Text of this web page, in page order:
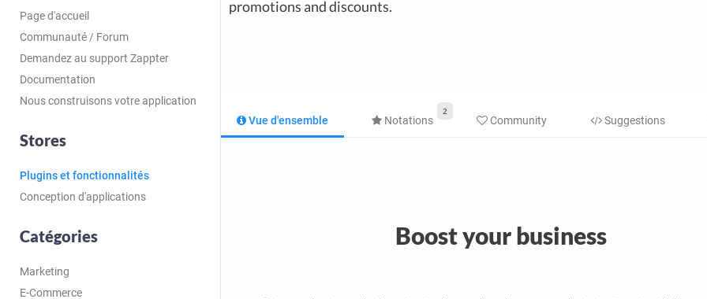
Page d'accueil
Communauté / Forum
Demandez au support Zappter
Documentation
Nous construisons votre application
Stores
Plugins et fonctionnalités
Conception d'applications
Catégories
Marketing
E-Commerce
promotions and discounts.
Vue d'ensemble Notations
2
Community Suggestions
Boost your business